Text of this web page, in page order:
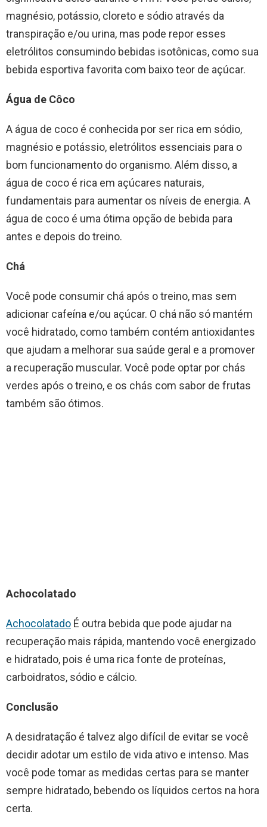
magnésio, potássio, cloreto e sódio através da
transpiração e/ou urina, mas pode repor esses
eletrólitos consumindo bebidas isotônicas, como sua
bebida esportiva favorita com baixo teor de açúcar.
Água de Côco
A água de coco é conhecida por ser rica em sódio,
magnésio e potássio, eletrólitos essenciais para o
bom funcionamento do organismo. Além disso, a
água de coco é rica em açúcares naturais,
fundamentais para aumentar os níveis de energia. A
água de coco é uma ótima opção de bebida para
antes e depois do treino.
Chá
Você pode consumir chá após o treino, mas sem
adicionar cafeína e/ou açúcar. O chá não só mantém
você hidratado, como também contém antioxidantes
que ajudam a melhorar sua saúde geral e a promover
a recuperação muscular. Você pode optar por chás
verdes após o treino, e os chás com sabor de frutas
também são ótimos.
Achocolatado
Achocolatado É outra bebida que pode ajudar na
recuperação mais rápida, mantendo você energizado
e hidratado, pois é uma rica fonte de proteínas,
carboidratos, sódio e cálcio.
Conclusão
A desidratação é talvez algo difícil de evitar se você
decidir adotar um estilo de vida ativo e intenso. Mas
você pode tomar as medidas certas para se manter
sempre hidratado, bebendo os líquidos certos na hora
certa.